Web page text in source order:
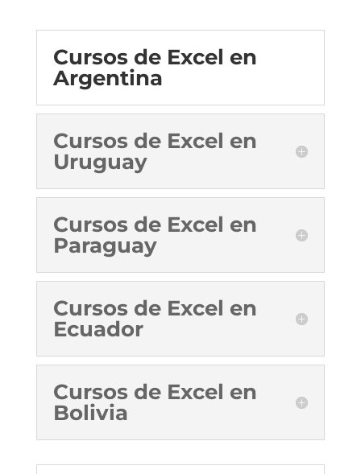
Cursos de Excel en
Argentina
Cursos de Excel en
Uruguay
Cursos de Excel en
Paraguay
Cursos de Excel en
Ecuador
Cursos de Excel en
Bolivia